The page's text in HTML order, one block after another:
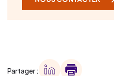
Partager :